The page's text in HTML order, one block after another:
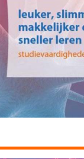
CV
zoeken
worden